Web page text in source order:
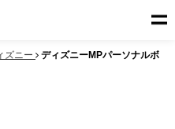
ズニー
ディズニーMPパーソナルボ